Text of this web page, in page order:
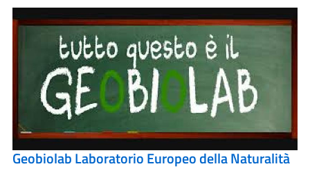
Geobiolab Laboratorio Europeo della Naturalità